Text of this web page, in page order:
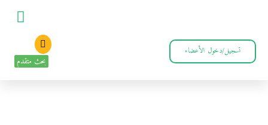
تسجيل/دخول الأعضاء
بحث متقدم